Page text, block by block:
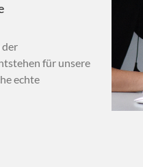
der
für unsere
echte